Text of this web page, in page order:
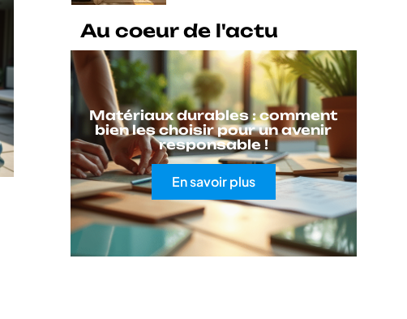
Au coeur de l'actu
Matériaux durables : comment
bien les choisir pour un avenir
responsable !
En savoir plus